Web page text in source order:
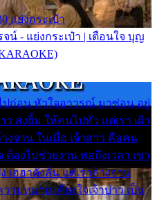
แย่งกระเป๋า
น์ - แย่งกระเป๋า | เตือนใจ บุญ
ปก่อน หัวใจอาวรณ์ มาซ่อน อยู่
ส่งยิ้ม ให้คนไปทั่ว แต่เรา เฝ้า
งจาน ในเมื่อ เจ้าสาว คือคน
องไปช่วยงาน พอถึงเวลา เขา
เฮฮาดังลั่น แต่เราล้างจาน
ามหมาย เคียงใจเจ้าบ่าว เป็น